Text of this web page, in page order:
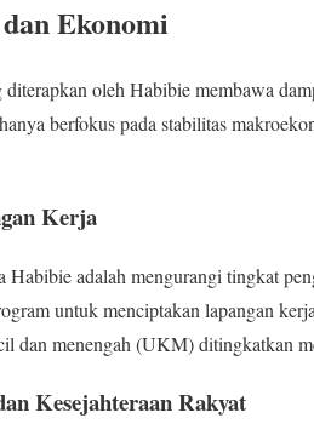
Ekonomi
oleh Habibie membawa
berfokus pada stabilitas
Kerja
Habibie adalah mengurangi tingkat
untuk menciptakan lapangan
dan menengah (UKM) ditingkatkan
Kesejahteraan Rakyat